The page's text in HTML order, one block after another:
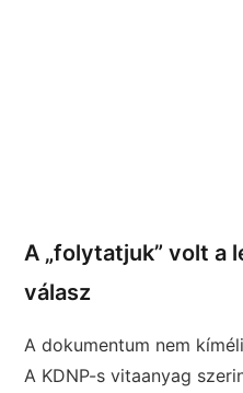
A „folytatjuk” volt a
válasz
A dokumentum nem
A KDNP-s vitaanyag